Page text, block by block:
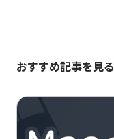
おすすめ記事を見る